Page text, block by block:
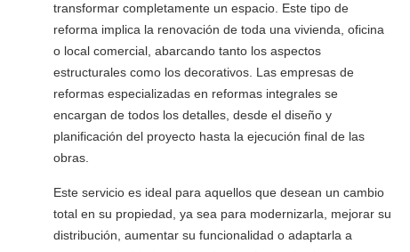
transformar completamente un espacio. Este tipo de
reforma implica la renovación de toda una vivienda, oficina
o local comercial, abarcando tanto los aspectos
estructurales como los decorativos. Las empresas de
reformas especializadas en reformas integrales se
encargan de todos los detalles, desde el diseño y
planificación del proyecto hasta la ejecución final de las
obras.
Este servicio es ideal para aquellos que desean un cambio
total en su propiedad, ya sea para modernizarla, mejorar su
distribución, aumentar su funcionalidad o adaptarla a